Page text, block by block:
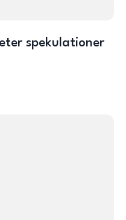
spekulationer